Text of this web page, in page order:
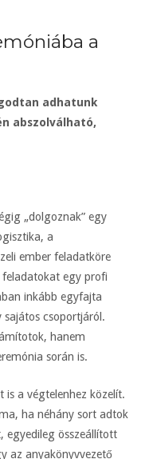
a
adhatunk
abszolválható,
„dolgoznak” egy
a
ember feladatköre
egy profi
inkább egyfajta
sajátos csoportjáról.
hanem
során is.
is a végtelenhez közelít.
ha néhány sort adtok
egyedileg összeállított
az anyakönyvvezető